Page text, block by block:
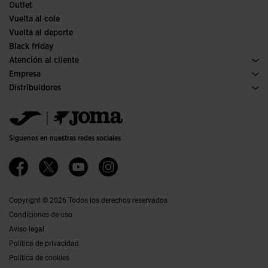
Outlet
Vuelta al cole
Vuelta al deporte
Black friday
Atención al cliente
Condiciones de compra
Transporte y entrega
Preguntas frecuentes
Empresa
Historia
Política de calidad y medio ambiente
Trabaja con nosotros
Proyectos subvencionados
Canal ético
Distribuidores
Jomanet
Área marketing
Contacto
Siguenos en nuestras redes sociales
Copyright © 2026 Todos los derechos reservados
Condiciones de uso
Aviso legal
Política de privacidad
Política de cookies